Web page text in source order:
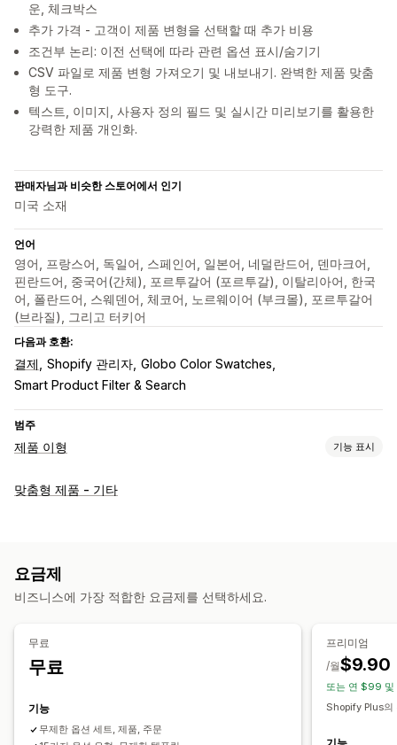
운, 체크박스
추가 가격 - 고객이 제품 변형을 선택할 때 추가 비용
조건부 논리: 이전 선택에 따라 관련 옵션 표시/숨기기
CSV 파일로 제품 변형 가져오기 및 내보내기. 완벽한 제품 맞춤
형 도구.
텍스트, 이미지, 사용자 정의 필드 및 실시간 미리보기를 활용한
강력한 제품 개인화.
판매자님과 비슷한 스토어에서 인기
미국 소재
언어
영어, 프랑스어, 독일어, 스페인어, 일본어, 네덜란드어, 덴마크어,
핀란드어, 중국어(간체), 포르투갈어 (포르투갈), 이탈리아어, 한국
어, 폴란드어, 스웨덴어, 체코어, 노르웨이어 (부크몰), 포르투갈어
(브라질), 그리고 터키어
다음과 호환:
결제 Shopify 관리자 Globo Color Swatches
Smart Product Filter & Search
범주
제품 이형 기능 표시
맞춤 설정
가져오기 및 내보내기
조건제 가격 책정
추가 옵션 상품
재고
품절 상품 숨기기
SKU 관리 수동 업데이트 자동 업데이트
맞춤형 제품 - 기타
요금제
비즈니스에 가장 적합한 요금제를 선택하세요.
무료
무료
기능
무제한 옵션 세트, 제품, 주문
프리미엄
$9.90
/월
또는 연 $99 및
Shopify Plus